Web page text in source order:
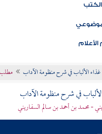
غذاء الألباب في شرح منظومة الآداب مطلب
في شرح منظومة الآداب
- محمد بن أحمد بن سالم السفاريني